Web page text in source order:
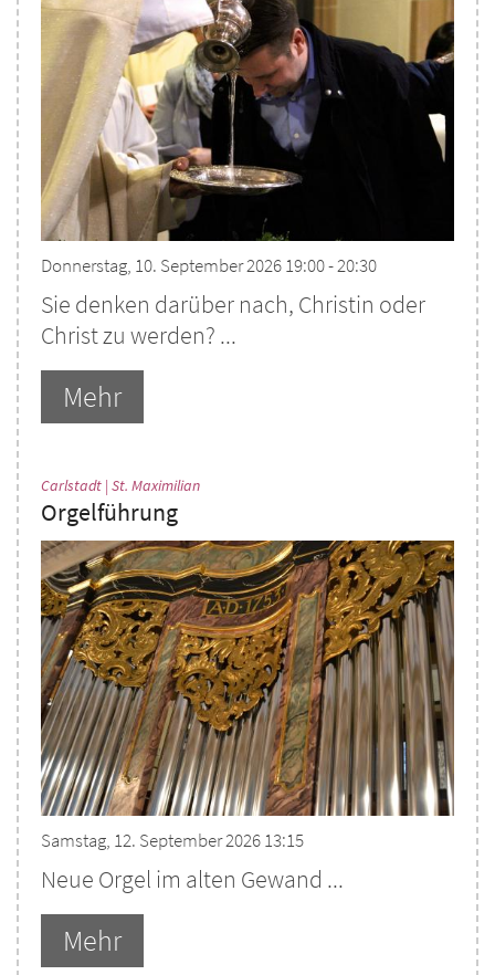
Donnerstag, 10. September 2026 19:00 - 20:30
Sie denken darüber nach, Christin oder
Christ zu werden? ...
Mehr
Carlstadt | St. Maximilian:
Orgelführung
Samstag, 12. September 2026 13:15
Neue Orgel im alten Gewand ...
Mehr